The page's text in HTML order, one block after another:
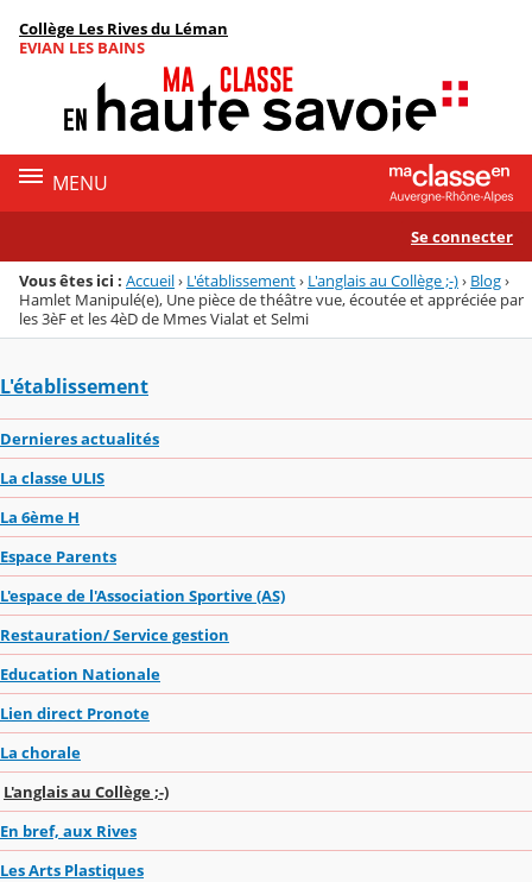
Menu de la rubrique
Contenu
Collège Les Rives du Léman
EVIAN LES BAINS
MENU
Se connecter
Vous êtes ici : Accueil› L'établissement› L'anglais au Collège ;-)› Blog›
Hamlet Manipulé(e), Une pièce de théâtre vue, écoutée et appréciée par
les 3èF et les 4èD de Mmes Vialat et Selmi
L'établissement
Dernieres actualités
La classe ULIS
La 6ème H
Espace Parents
L'espace de l'Association Sportive (AS)
Restauration/ Service gestion
Education Nationale
Lien direct Pronote
La chorale
L'anglais au Collège ;-)
En bref, aux Rives
Les Arts Plastiques